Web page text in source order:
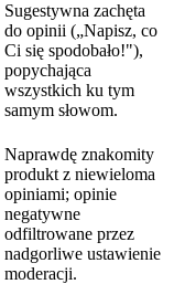
Sugestywna zachęta
do opinii („Napisz, co
Ci się spodobało!"),
popychająca
wszystkich ku tym
samym słowom.
Naprawdę znakomity
produkt z niewieloma
opiniami; opinie
negatywne
odfiltrowane przez
nadgorliwe ustawienie
moderacji.